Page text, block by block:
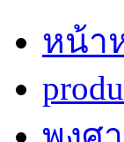
หน้า